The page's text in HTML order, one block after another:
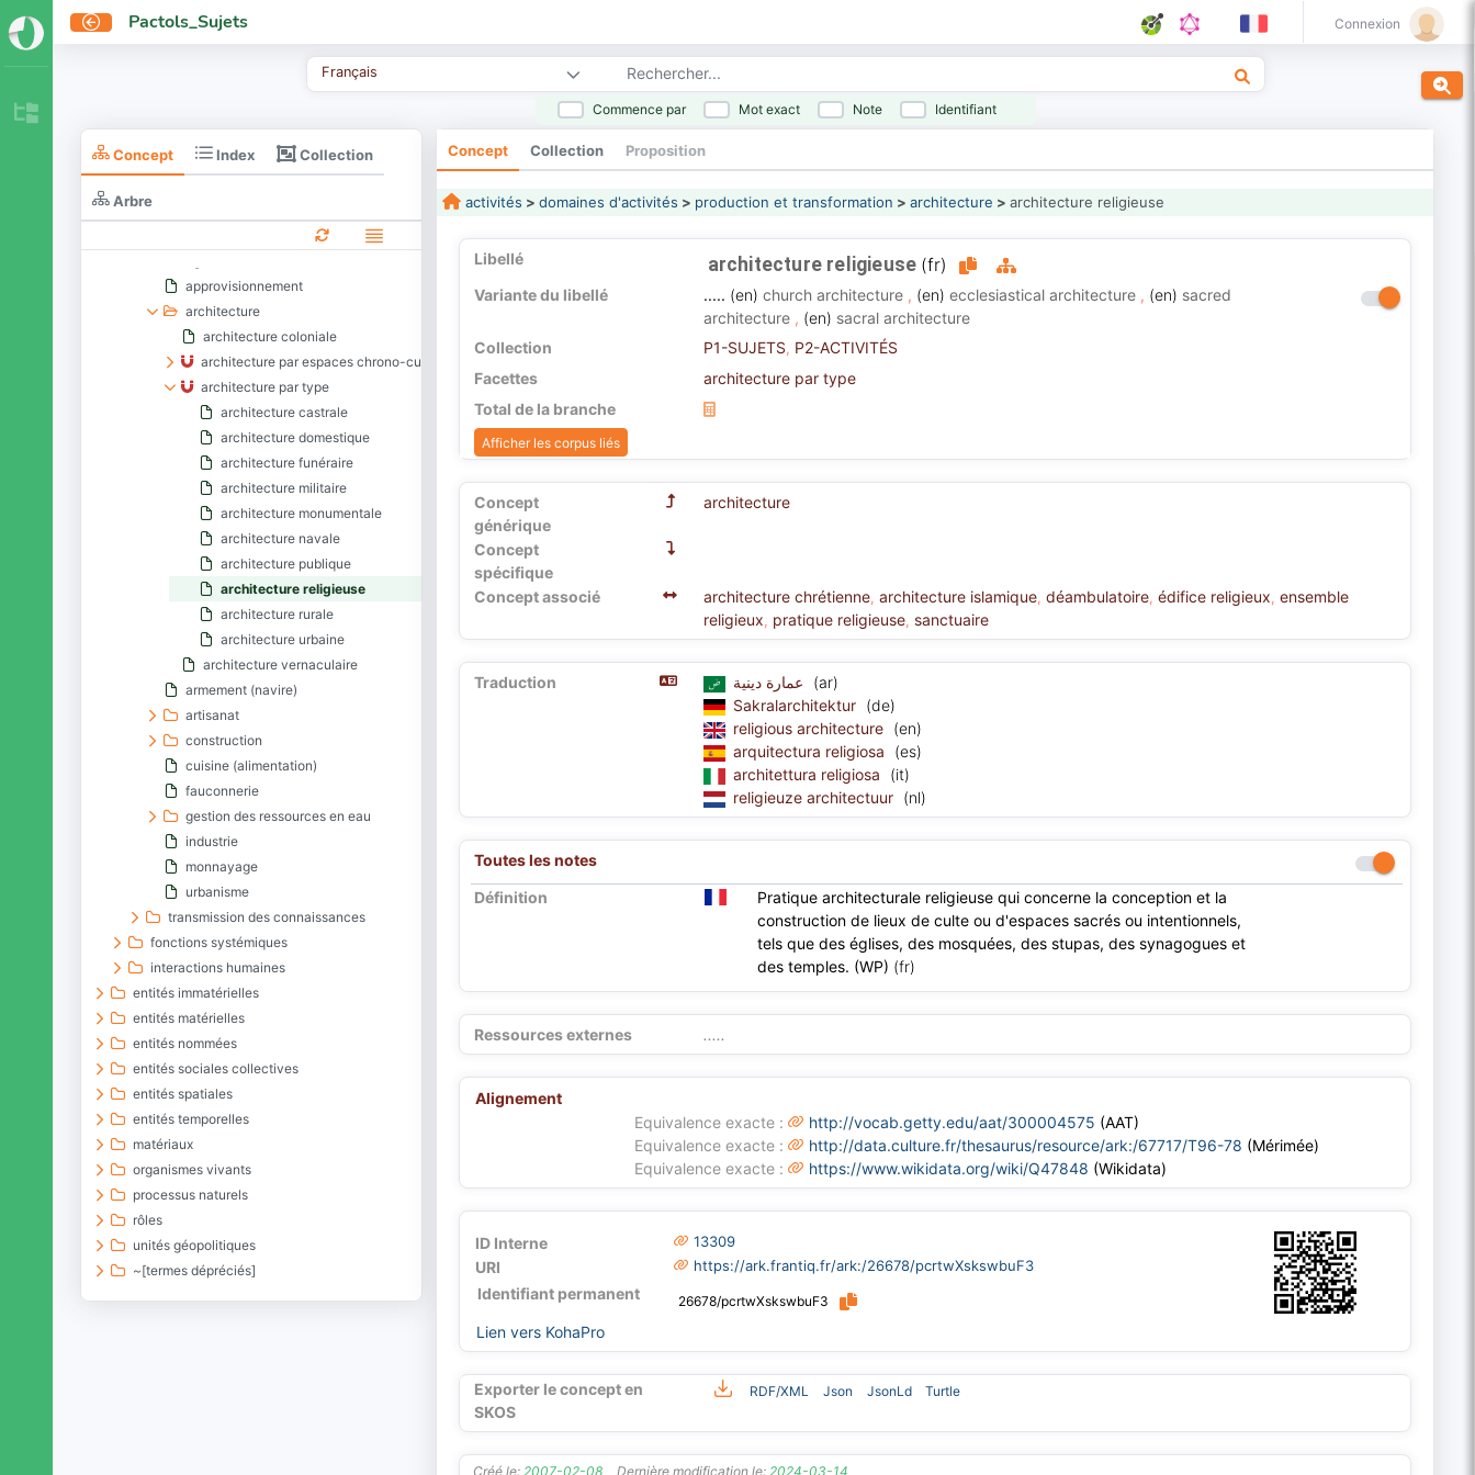
Pactols_Sujets Connexion
Français
Commence par Mot exact Note Identifiant
Concept Index Collection
Arbre
domaines d'activités
divertissement
lecture
acquisition de ressource naturelle
approvisionnement
architecture
architecture coloniale
architecture par espaces chrono-culturels
architecture par type
architecture castrale
architecture domestique
architecture funéraire
architecture militaire
architecture monumentale
architecture navale
architecture publique
architecture religieuse
architecture rurale
architecture urbaine
architecture vernaculaire
armement (navire)
artisanat
construction
cuisine (alimentation)
fauconnerie
gestion des ressources en eau
industrie
monnayage
urbanisme
transmission des connaissances
fonctions systémiques
interactions humaines
entités immatérielles
entités matérielles
entités nommées
entités sociales collectives
entités spatiales
entités temporelles
matériaux
organismes vivants
processus naturels
rôles
unités géopolitiques
~[termes dépréciés]
Concept Collection Proposition
activités > domaines d'activités > production et transformation > architecture > architecture religieuse
Libellé architecture religieuse (fr)
Variante du libellé ..... (en) church architecture, (en) ecclesiastical architecture, (en) sacred
architecture, (en) sacral architecture
Collection
P1-SUJETS P2-ACTIVITÉS
Facettes
architecture par type
Total de la branche
Afficher les corpus liés
Concept
générique
architecture
Concept
spécifique
Concept associé
architecture chrétienne, architecture islamique, déambulatoire, édifice religieux, ensemble
religieux, pratique religieuse, sanctuaire
Traduction
(ar)
Sakralarchitektur (de)
religious architecture (en)
arquitectura religiosa
(es)
architettura religiosa
(it)
religieuze architectuur (nl)
Toutes les notes
Définition
Pratique architecturale religieuse qui concerne la conception et la
construction de lieux de culte ou d'espaces sacrés ou intentionnels,
tels que des églises, des mosquées, des stupas, des synagogues et
des temples. (WP) (fr)
Ressources externes .....
Alignement
Equivalence exacte :
http://vocab.getty.edu/aat/300004575 (AAT)
Equivalence exacte :
http://data.culture.fr/thesaurus/resource/ark:/67717/T96-78 (Mérimée)
Equivalence exacte :
https://www.wikidata.org/wiki/Q47848 (Wikidata)
ID Interne 13309
URI https://ark.frantiq.fr/ark:/26678/pcrtwXskswbuF3
Identifiant permanent 26678/pcrtwXskswbuF3
Lien vers KohaPro
Exporter le concept en
SKOS
RDF/XML Json JsonLd Turtle
Créé le: 2007-02-08 Dernière modification le: 2024-03-14